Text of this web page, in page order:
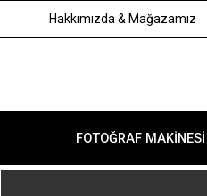
Hakkımızda & Mağazamız
FOTOĞRAF MAKINESI